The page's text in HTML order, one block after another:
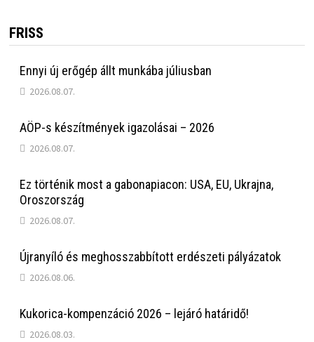
FRISS
Ennyi új erőgép állt munkába júliusban
2026.08.07.
AÖP-s készítmények igazolásai – 2026
2026.08.07.
Ez történik most a gabonapiacon: USA, EU, Ukrajna,
Oroszország
2026.08.07.
Újranyíló és meghosszabbított erdészeti pályázatok
2026.08.06.
Kukorica-kompenzáció 2026 – lejáró határidő!
2026.08.03.